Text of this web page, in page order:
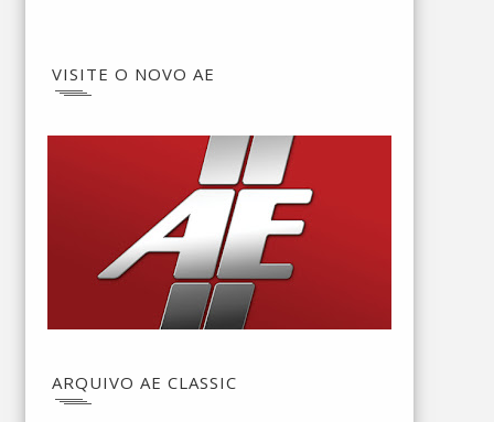
VISITE O NOVO AE
ARQUIVO AE CLASSIC